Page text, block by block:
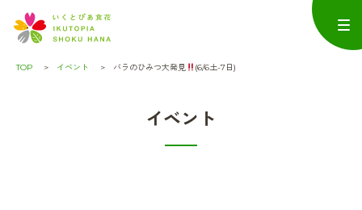
TOP イベント バラのひみつ大発見 (6/6土-7日)
イベント